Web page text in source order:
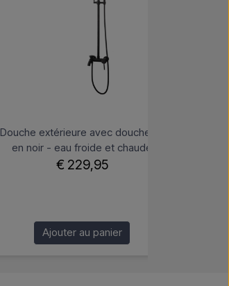
Douche extérieure avec douchette
en noir - eau froide et chaude
€ 229,95
Ajouter au panier